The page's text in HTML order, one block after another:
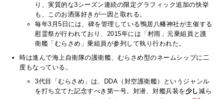
り、実質的な3シーズン連続の限定グラフィック追加の快挙
も、このお洒落好きが一因と取れる。
毎年3月5日には、碑を管理している鴨居八幡神社が主催する
慰霊祭が行われており、2015年には「村雨」元乗組員と護
衛艦「むらさめ」乗組員が参列して執り行われた。
時は進んで海上自衛隊の護衛艦、むらさめ型のネームシップに二
度もなっている。
3代目「むらさめ」は、DDA（対空護衛艦）というジャンル
を打ち立てた記念すべき第一号。対潜、対艦兵装を少し減ら